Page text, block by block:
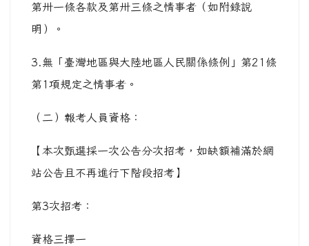
第卅一條各款及第卅三條之情事者（如附錄說
明）。
3.無「臺灣地區與大陸地區人民關係條例」第21條
第1項規定之情事者。
（二）報考人員資格：
【本次甄選採一次公告分次招考，如缺額補滿於網
站公告且不再進行下階段招考】
第3次招考：
資格三擇一